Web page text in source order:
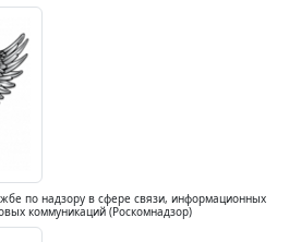
по надзору в сфере связи, информационных
коммуникаций (Роскомнадзор)